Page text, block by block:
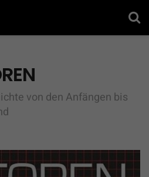
von den Anfängen bis